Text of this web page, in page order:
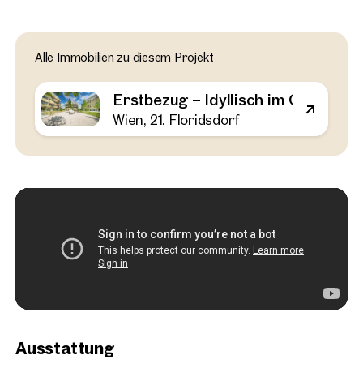
Alle Immobilien zu diesem Projekt
Erstbezug – Idyllisch im Grünen
Wien, 21. Floridsdorf
Ausstattung
in der Nähe
Wien, 21. Floridsdorf
Erstbezug – Idyllisch im